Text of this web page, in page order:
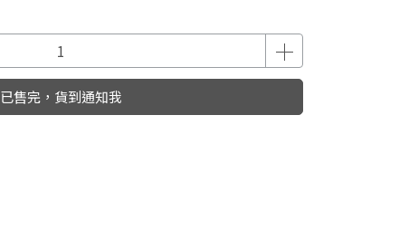
已售完，貨到通知我